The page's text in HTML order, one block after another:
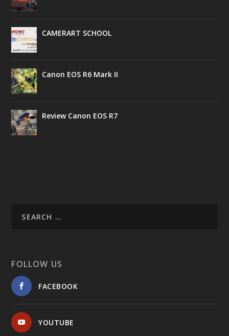
CAMERART SCHOOL
Canon EOS R6 Mark II
Review Canon EOS R7
FOLLOW US
FACEBOOK
YOUTUBE